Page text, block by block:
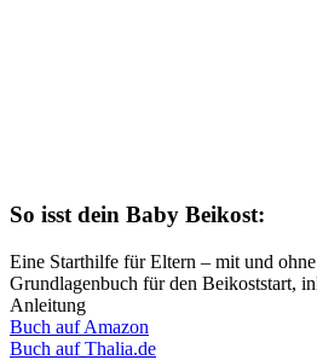
So isst dein Baby Beikost:
Eine Starthilfe für Eltern – mit und
Grundlagenbuch für den Beikoststart,
Anleitung
Buch auf Amazon
Buch auf Thalia.de